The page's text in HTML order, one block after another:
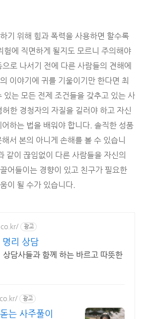
기 위해 힘과 폭력을 사용하면 할수록
험에 직면하게 될지도 모르니 주의해야
로 나서기 전에 다른 사람들의 견해에
이야기에 귀를 기울이기만 한다면 최
있는 모든 전제 조건들을 갖추고 있는 사
한 경청자의 자질을 길러야 하고 자신
하는 법을 배워야 합니다. 솔직한 성품
서 본의 아니게 손해를 볼 수 있습니
같이 끊임없이 다른 사람들을 자신의
어들이는 경향이 있고 친구가 필요한
이 될 수가 있습니다.
광고
명리 상담
상담사들과 함께 하는 바르고 따뜻한
광고
는 사주풀이